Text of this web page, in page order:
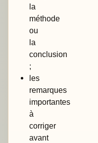
la
méthode
ou
la
conclusion
;
les
remarques
importantes
à
corriger
avant